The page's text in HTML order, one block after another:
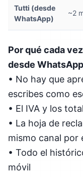
Tutti (desde
WhatsApp)
~2
Por qué cada
desde
• No hay que
escribes como
• El IVA y los
• La hoja de
mismo canal por
• Todo el
móvil